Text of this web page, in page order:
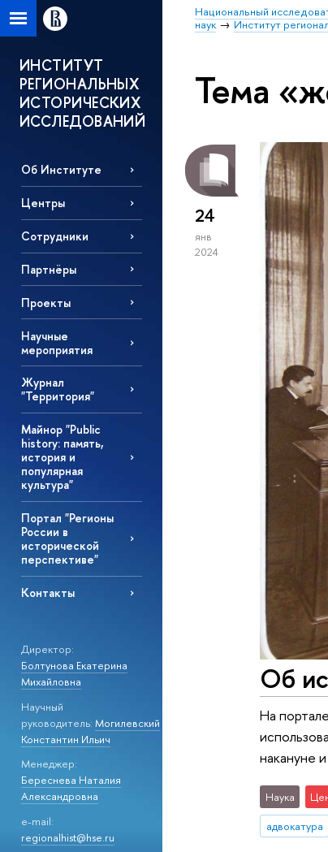
Национальный
наук
Институт
ИНСТИТУТ
РЕГИОНАЛЬНЫХ
ИСТОРИЧЕСКИХ
ИССЛЕДОВАНИЙ
Об Институте
Центры
Сотрудники
Партнёры
Проекты
Научные
мероприятия
Журнал
"Территория"
Майнор "Public
history: память,
история и
популярная
культура"
Портал "Регионы
России в
исторической
перспективе"
Контакты
Директор:
Болтунова Екатерина
Михайловна
Научный
руководитель: Могилевский
Константин Ильич
Менеджер:
Береснева Наталия
Александровна
e-mail:
regionalhist@hse.ru
Тема
24
янв
2024
Об
На
накануне
Наука
адвокатура